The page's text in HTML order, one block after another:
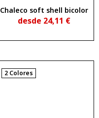
Chaleco soft shell bicolor
desde 24,11 €
2 Colores